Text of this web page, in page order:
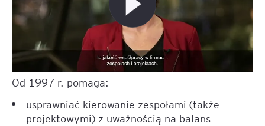
Od 1997 r. pomaga:
usprawniać kierowanie zespołami (także
projektowymi) z uważnością na balans